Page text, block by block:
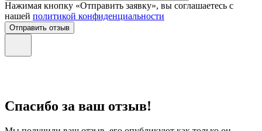
Нажимая кнопку «Отправить заявку», вы соглашаетесь с
нашей политикой конфиденциальности
Отправить отзыв
Спасибо за ваш отзыв!